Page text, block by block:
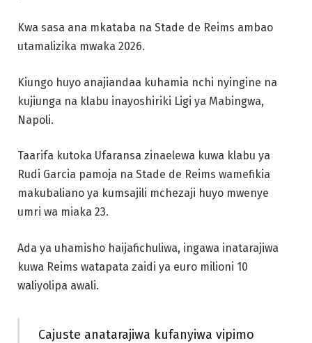
Kwa sasa ana mkataba na Stade de Reims ambao
utamalizika mwaka 2026.
Kiungo huyo anajiandaa kuhamia nchi nyingine na
kujiunga na klabu inayoshiriki Ligi ya Mabingwa,
Napoli.
Taarifa kutoka Ufaransa zinaelewa kuwa klabu ya
Rudi Garcia pamoja na Stade de Reims wamefikia
makubaliano ya kumsajili mchezaji huyo mwenye
umri wa miaka 23.
Ada ya uhamisho haijafichuliwa, ingawa inatarajiwa
kuwa Reims watapata zaidi ya euro milioni 10
waliyolipa awali.
Cajuste anatarajiwa kufanyiwa vipimo